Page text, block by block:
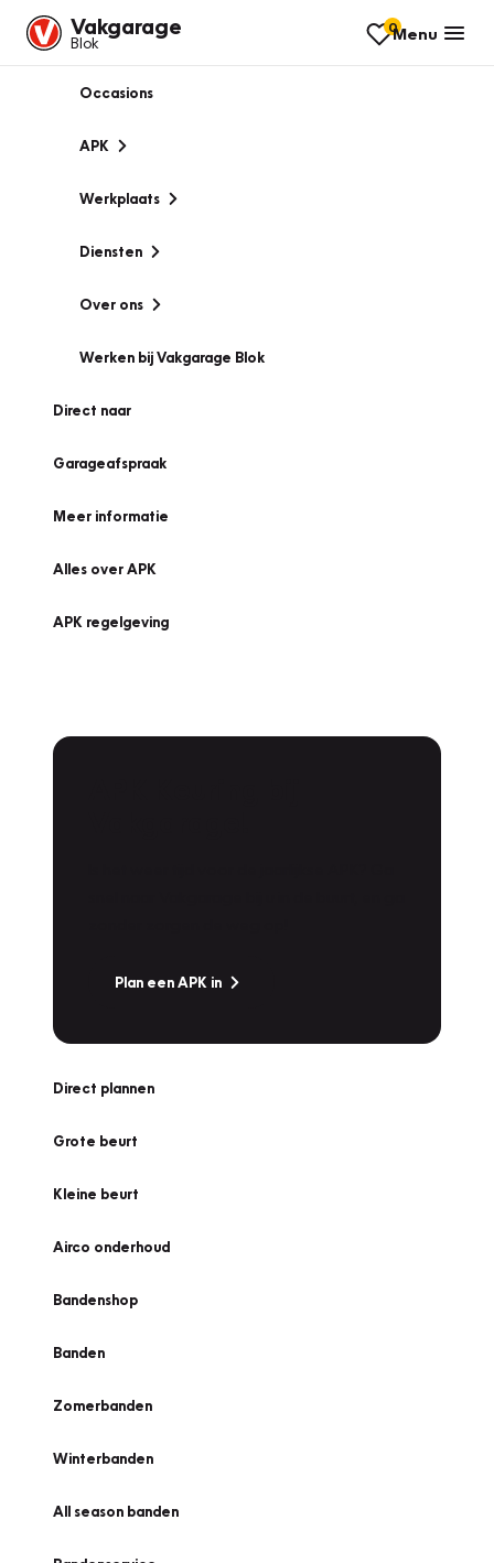
Vakgarage
Blok
0Menu
Occasions
APK
Werkplaats
Diensten
Over ons
Werken bij Vakgarage Blok
Direct naar
Garageafspraak
Meer informatie
Alles over APK
APK regelgeving
Plan een APK in
Direct plannen
Grote beurt
Kleine beurt
Airco onderhoud
Bandenshop
Banden
Zomerbanden
Winterbanden
All season banden